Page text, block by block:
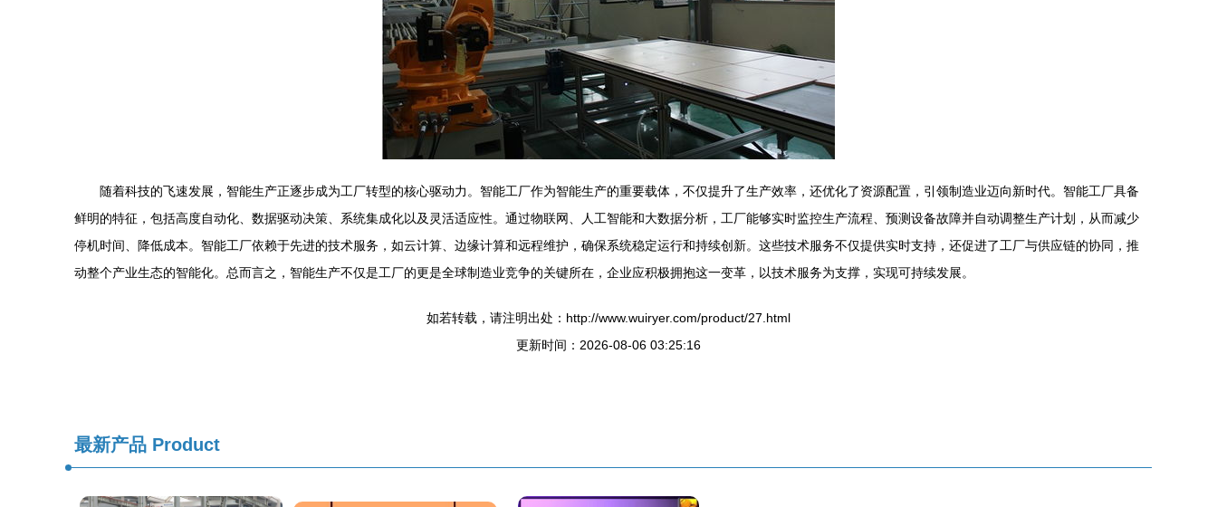
随着科技的飞速发展，智能生产正逐步成为工厂转型的核心驱动力。智能工厂作为智能生产的重要载体，不仅提升了生产效率，还优化了资源配置，引领制造业迈向新时代。智能工厂具备
鲜明的特征，包括高度自动化、数据驱动决策、系统集成化以及灵活适应性。通过物联网、人工智能和大数据分析，工厂能够实时监控生产流程、预测设备故障并自动调整生产计划，从而减少
停机时间、降低成本。智能工厂依赖于先进的技术服务，如云计算、边缘计算和远程维护，确保系统稳定运行和持续创新。这些技术服务不仅提供实时支持，还促进了工厂与供应链的协同，推
动整个产业生态的智能化。总而言之，智能生产不仅是工厂的更是全球制造业竞争的关键所在，企业应积极拥抱这一变革，以技术服务为支撑，实现可持续发展。
如若转载，请注明出处：http://www.wuiryer.com/product/27.html
更新时间：2026-08-06 03:25:16
最新产品 Product